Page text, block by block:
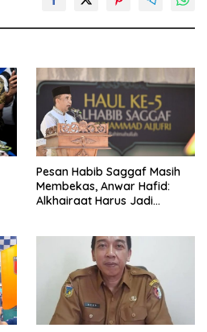
Pesan Habib Saggaf Masih
Membekas, Anwar Hafid:
Alkhairaat Harus Jadi